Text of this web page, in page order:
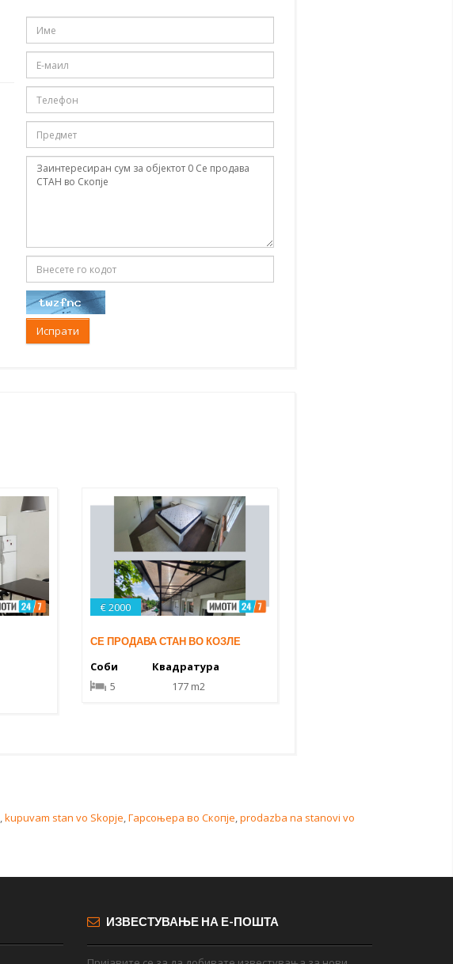
Испрати
€ 2000
СЕ ПРОДАВА СТАН ВО КОЗЛЕ
Соби
5
Квадратура
177 m2
,kupuvam stan vo Skopje,Гарсоњера во Скопје,prodazba na stanovi vo
ИЗВЕСТУВАЊЕ НА Е-ПОШТА